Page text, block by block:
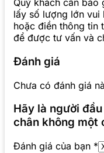
Quý khách cần báo
lấy số lượng lớn vui
hoặc điền thông tin
để được tư vấn và
Đánh giá
Chưa có đánh giá
Hãy là người
chân không một
Đánh giá của bạn *